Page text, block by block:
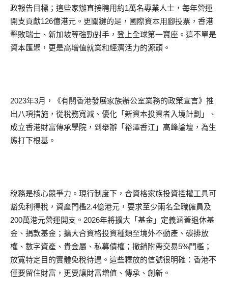
政報告目標；這些家辦直接聘用約1萬名專業人士，每年營運
開支貢獻126億港元。更關鍵的是，國際資本用腳投票，香港
擊敗瑞士、新加坡等強勁對手，登上全球第一寶座。這不單是
資本匯聚，更是高增值就業和經濟活力的源頭。
2023年3月，《有關香港發展家族辦公室業務的政策宣言》推
出八項措施，從稅務寬減、優化「新資本投資者入境計劃」、
成立香港財富傳承學院，到舉辦「裕澤香江」高峰論壇，為生
態打下根基。
稅務是核心競爭力。現行制度下，合資格家族投資控權工具可
豁免利得稅，資產門檻2.4億港元，要求至少兩名全職僱員及
200萬港元營運開支。2026年將擴大「基金」定義涵蓋退休基
金、捐款基金；擴大合資格投資種類至境外不動產、碳排放
權、數字資產、貴金屬、私募債權；撤銷附帶交易5%門檻；
放寬特定目的實體免稅待遇。這些釋放的信號很明確：香港不
僅要留住財富，更要讓財富增值、傳承、創新。